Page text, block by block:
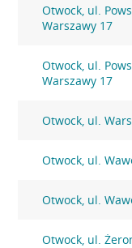
Otwock, ul.
Warszawy 17
Otwock, ul.
Warszawy 17
Otwock, ul.
Otwock, ul.
Otwock, ul.
Otwock, ul.